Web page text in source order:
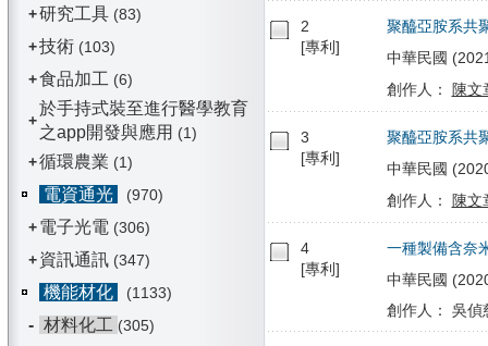
+研究工具(83)
+技術(103)
+食品加工 (6)
+
於手持式裝至進行醫學教育
之app開發與應用 (1)
+循環農業 (1)
電資通光
(970)
+ 電子光電 (306)
+ 資訊通訊(347)
機能材化 (1133)
- 材料化工 (305)
2
[專利]
聚醯亞胺系共
中華民國
創作人：
陳文
3
[專利]
聚醯亞胺系共
中華民國
創作人：
陳文
4
[專利]
一種製備含奈
中華民國
創作人： 吳偵